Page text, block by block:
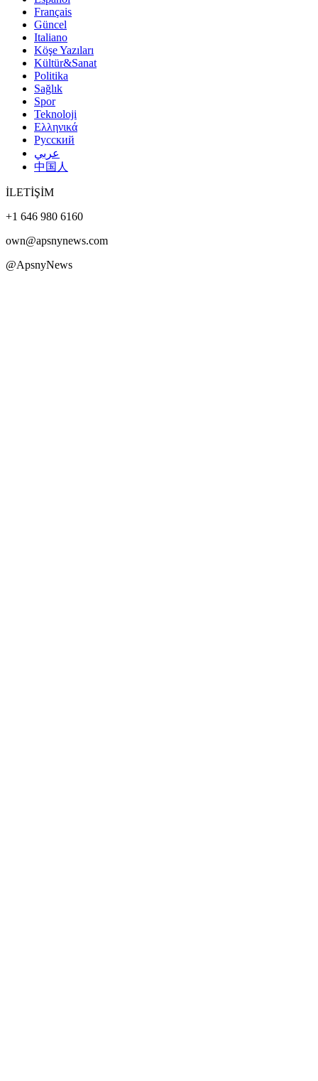
Français
Güncel
Italiano
Köşe Yazıları
Kültür&Sanat
Politika
Sağlık
Spor
Teknoloji
Ελληνικά
Русский
عربي
中国人
İLETİŞİM
+1 646 980 6160
own@apsnynews.com
@ApsnyNews